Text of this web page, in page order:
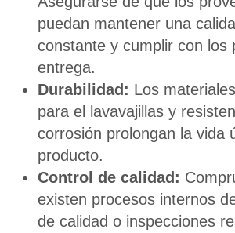
puedan mantener una
constante y cumplir con los
entrega.
Durabilidad: Los
para el lavavajillas y
corrosión prolongan la vida
producto.
Control de calidad:
existen procesos internos
de calidad o inspecciones